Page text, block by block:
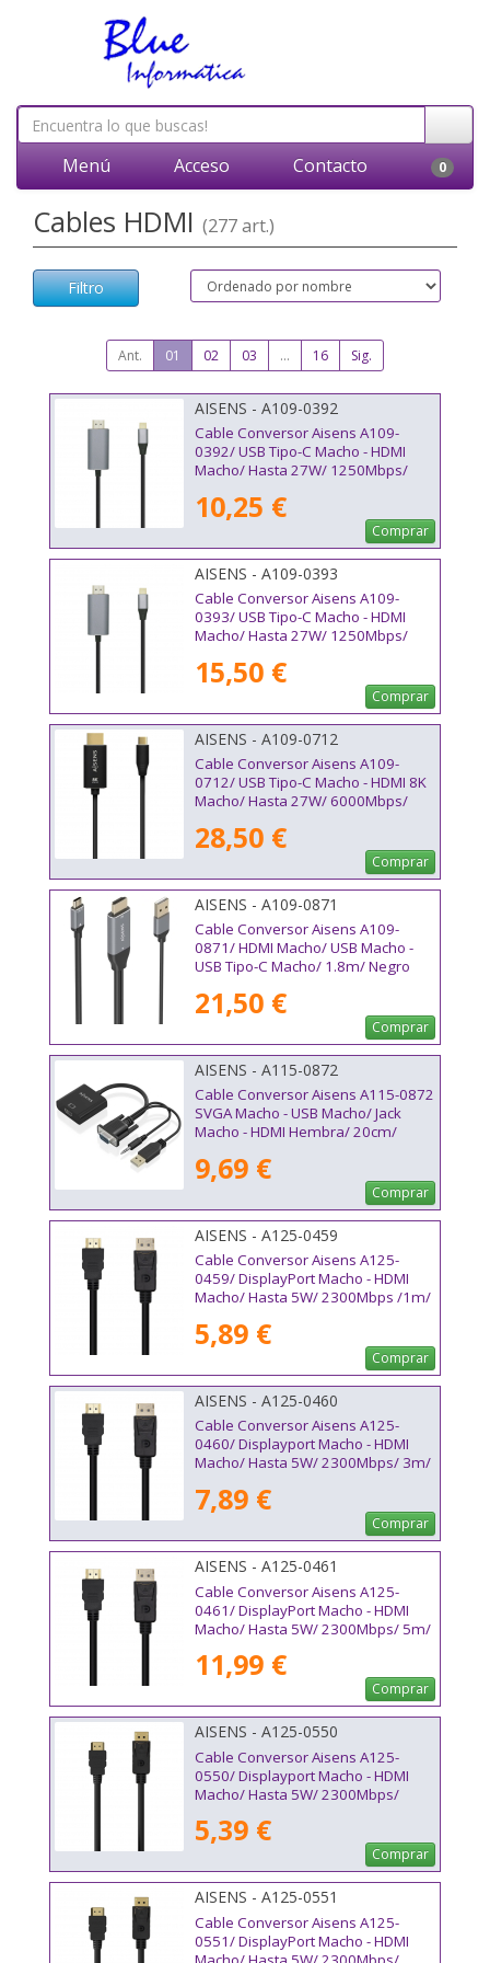
Menú Acceso Contacto 0
Cables HDMI (277 art.)
Filtro
Ant. 01 02 03 ... 16 Sig.
AISENS - A109-0392
Cable Conversor Aisens A109-
0392/ USB Tipo-C Macho - HDMI
Macho/ Hasta 27W/ 1250Mbps/
10,25 €
Comprar
AISENS - A109-0393
Cable Conversor Aisens A109-
0393/ USB Tipo-C Macho - HDMI
Macho/ Hasta 27W/ 1250Mbps/
15,50 €
Comprar
AISENS - A109-0712
Cable Conversor Aisens A109-
0712/ USB Tipo-C Macho - HDMI 8K
Macho/ Hasta 27W/ 6000Mbps/
28,50 €
Comprar
AISENS - A109-0871
Cable Conversor Aisens A109-
0871/ HDMI Macho/ USB Macho -
USB Tipo-C Macho/ 1.8m/ Negro
21,50 €
Comprar
AISENS - A115-0872
Cable Conversor Aisens A115-0872
SVGA Macho - USB Macho/ Jack
Macho - HDMI Hembra/ 20cm/
9,69 €
Comprar
AISENS - A125-0459
Cable Conversor Aisens A125-
0459/ DisplayPort Macho - HDMI
Macho/ Hasta 5W/ 2300Mbps /1m/
5,89 €
Comprar
AISENS - A125-0460
Cable Conversor Aisens A125-
0460/ Displayport Macho - HDMI
Macho/ Hasta 5W/ 2300Mbps/ 3m/
7,89 €
Comprar
AISENS - A125-0461
Cable Conversor Aisens A125-
0461/ DisplayPort Macho - HDMI
Macho/ Hasta 5W/ 2300Mbps/ 5m/
11,99 €
Comprar
AISENS - A125-0550
Cable Conversor Aisens A125-
0550/ Displayport Macho - HDMI
Macho/ Hasta 5W/ 2300Mbps/
5,39 €
Comprar
AISENS - A125-0551
Cable Conversor Aisens A125-
0551/ DisplayPort Macho - HDMI